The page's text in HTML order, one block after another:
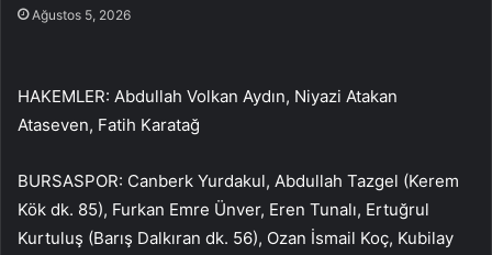
Ağustos 5, 2026
HAKEMLER: Abdullah Volkan Aydın, Niyazi Atakan
Ataseven, Fatih Karatağ
BURSASPOR: Canberk Yurdakul, Abdullah Tazgel (Kerem
Kök dk. 85), Furkan Emre Ünver, Eren Tunalı, Ertuğrul
Kurtuluş (Barış Dalkıran dk. 56), Ozan İsmail Koç, Kubilay